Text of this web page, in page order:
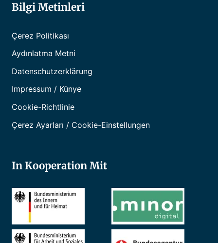
Bilgi Metinleri
Çerez Politikası
Aydınlatma Metni
Datenschutzerklärung
Impressum / Künye
Cookie-Richtlinie
Çerez Ayarları / Cookie-Einstellungen
In Kooperation Mit